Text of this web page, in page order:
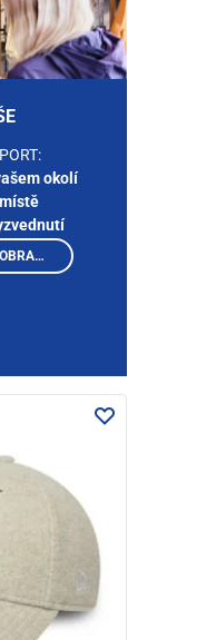
okolí
VYBRAT PRODEJNU A ZOBRAZIT PRODUKTY